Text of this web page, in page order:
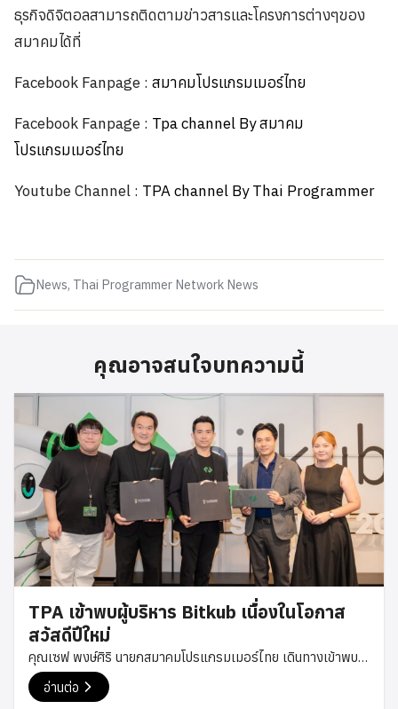
ธุรกิจดิจิตอลสามารถติดตามข่าวสารและโครงการต่างๆของ
สมาคมได้ที่
Facebook Fanpage : สมาคมโปรแกรมเมอร์ไทย
Facebook Fanpage : Tpa channel By สมาคม
โปรแกรมเมอร์ไทย
Youtube Channel : TPA channel By Thai Programmer
News, Thai Programmer Network News
คุณอาจสนใจบทความนี้
TPA เข้าพบผู้บริหาร Bitkub เนื่องในโอกาส
สวัสดีปีใหม่
คุณเซฟ พงษ์ศิริ นายกสมาคมโปรแกรมเมอร์ไทย เดินทางเข้าพบ
คุณทวีทรัพย์ ราวรรณ์ ผู้ร่วมก่อตั้งและกรรมการบริหารของ
Bitkub Group เนื่องในโอกาสสวัสดีปีใหม่ เพื่อส่งมอบคำอวยพร
อ่านต่อ